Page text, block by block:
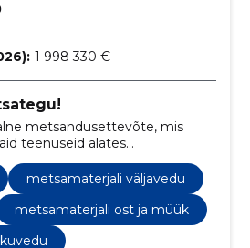
1 998 330 €
metsandusettevõte, mis
teenuseid alates
müügi, metsamaa ostu ja
koostamise ning
hakkematerjali raie ja
metsamaterjali väljavedu
metsamaterjali ost ja müük